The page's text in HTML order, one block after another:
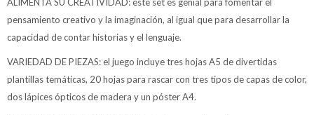
ALIMENTA SU CREATIVIDAD: este set es genial para fomentar el
pensamiento creativo y la imaginación, al igual que para desarrollar la
capacidad de contar historias y el lenguaje.
VARIEDAD DE PIEZAS: el juego incluye tres hojas A5 de divertidas
plantillas temáticas, 20 hojas para rascar con tres tipos de capas de color,
dos lápices ópticos de madera y un póster A4.